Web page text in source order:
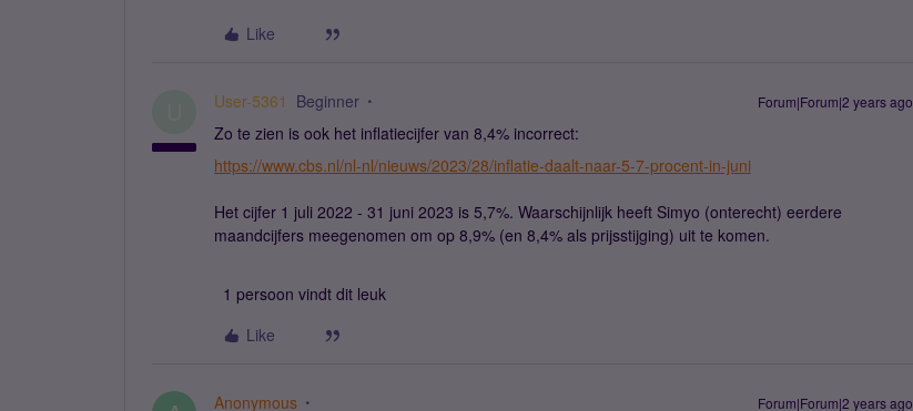
Like
User-5361 Beginner Forum|Forum|2 years ago
Zo te zien is ook het inflatiecijfer van 8,4% incorrect:
https://www.cbs.nl/nl-nl/nieuws/2023/28/inflatie-daalt-naar-5-7-procent-in-juni
Het cijfer 1 juli 2022 - 31 juni 2023 is 5,7%. Waarschijnlijk heeft Simyo (onterecht) eerdere
maandcijfers meegenomen om op 8,9% (en 8,4% als prijsstijging) uit te komen.
1 persoon vindt dit leuk
Like
Anonymous Forum|Forum|2 years ago